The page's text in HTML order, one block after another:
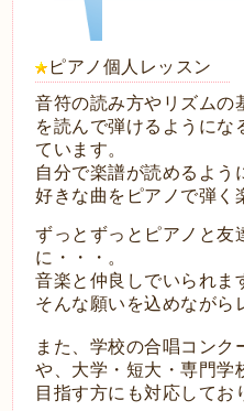
ピアノ個人レッスン
音符の読み方やリズムの
を読んで弾けるようにな
ています。
自分で楽譜が読めるよう
好きな曲をピアノで弾く
ずっとずっとピアノと友
に・・・。
音楽と仲良しでいられま
そんな願いを込めながら
また、学校の合唱コンク
や、大学・短大・専門学
目指す方にも対応してお